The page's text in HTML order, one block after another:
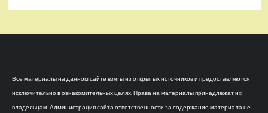
Все материалы на данном сайте взяты из открытых источников и предоставляются
исключительно в ознакомительных целях. Права на материалы принадлежат их
владельцам. Администрация сайта ответственности за содержание материала не